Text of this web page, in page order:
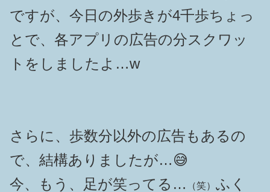
ですが、 今日の外歩きが4千歩ちょっ
とで、各アプリの広告の分スクワッ
トをしましたよ…w
さらに、歩数分以外の広告もあるの
で、結構ありましたが…😅
今、もう、足が笑ってる…
（笑） ふく